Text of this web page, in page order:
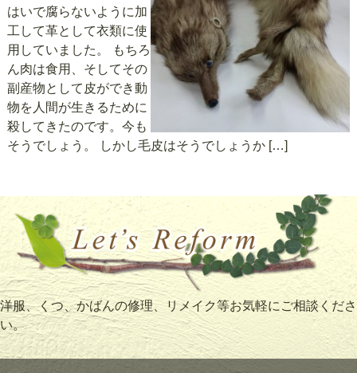
はいで腐らないように加
工して革として衣類に使
用していました。 もちろ
ん肉は食用、そしてその
副産物として皮ができ動
物を人間が生きるために
殺してきたのです。今も
そうでしょう。 しかし毛皮はそうでしょうか […]
洋服、くつ、かばんの修理、リメイク等お気軽にご相談くださ
い。